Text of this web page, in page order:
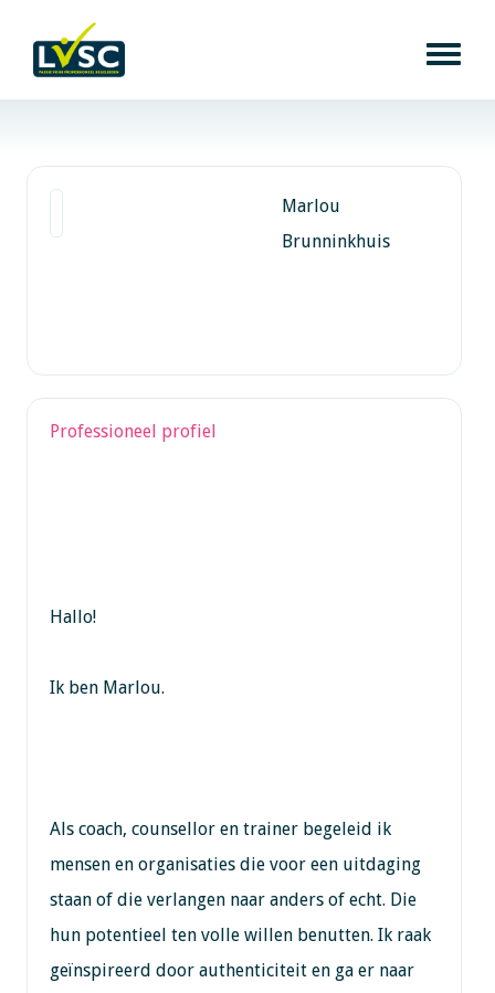
Marlou
Brunninkhuis
Professioneel profiel
Hallo!
Ik ben Marlou.
Als coach, counsellor en trainer begeleid ik
mensen en organisaties die voor een uitdaging
staan of die verlangen naar anders of echt. Die
hun potentieel ten volle willen benutten. Ik raak
geïnspireerd door authenticiteit en ga er naar